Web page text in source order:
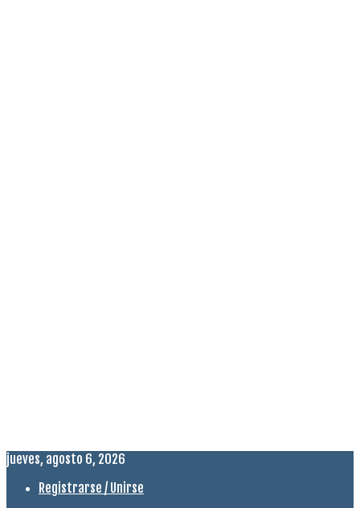
jueves, agosto 6, 2026
Registrarse / Unirse